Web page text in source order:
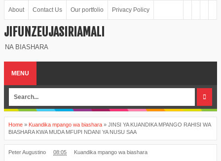
About Contact Us Our portfolio Privacy Policy
JIFUNZEUJASIRIAMALI
NA BIASHARA
MENU
Home » Kuandika mpango wa biashara » JINSI YA KUANDIKA MPANGO RAHISI WA
BIASHARA KWA MUDA MFUPI NDANI YA NUSU SAA
Peter Augustino 08:05 Kuandika mpango wa biashara